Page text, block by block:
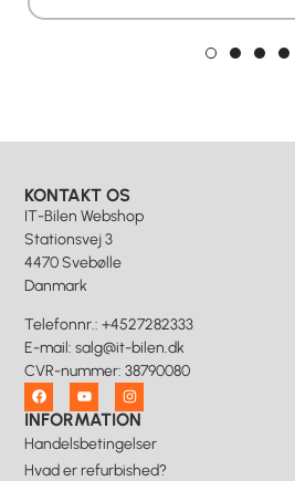
KONTAKT OS
IT-Bilen Webshop
Stationsvej 3
4470 Svebølle
Danmark
Telefonnr.: +4527282333
E-mail:salg@it-bilen.dk
CVR-nummer: 38790080
INFORMATION
Handelsbetingelser
Hvad er refurbished?